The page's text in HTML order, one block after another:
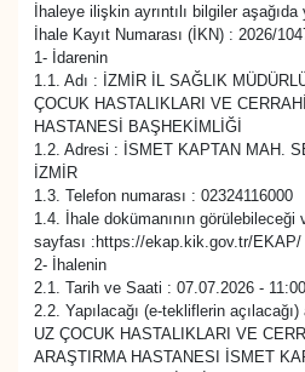
İhaleye ilişkin ayrıntılı bilgiler
İhale Kayıt Numarası (İKN) : 2026/
1- İdarenin
1.1. Adı : İZMİR İL SAĞLIK
ÇOCUK HASTALIKLARI VE
HASTANESİ BAŞHEKİMLİĞİ
1.2. Adresi : İSMET KAPTAN MAH.
İZMİR
1.3. Telefon numarası : 02324116000
1.4. İhale dokümanının
sayfası :https://ekap.kik.gov.tr/EKAP/
2- İhalenin
2.1. Tarih ve Saati : 07.07.2026 - 11:00
2.2. Yapılacağı (e-tekliflerin
UZ ÇOCUK HASTALIKLARI VE
ARAŞTIRMA HASTANESI İSMET
POLİTİKA
SAĞLIK
SPOR
TEKNOLOJİ
YAŞAM
YEREL YÖNETİMLER